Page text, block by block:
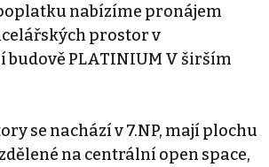
nabízíme pronájem
prostor v
PLATINIUM V širším
se nachází v 7.NP, mají plochu
na centrální open space,